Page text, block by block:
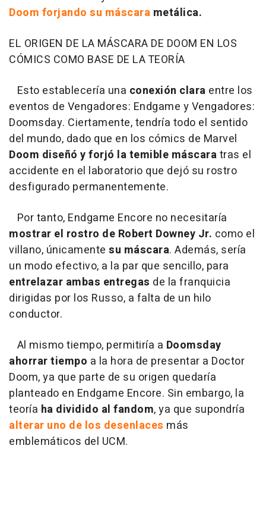
Doom forjando su máscara metálica.
EL ORIGEN DE LA MÁSCARA DE DOOM EN LOS
CÓMICS COMO BASE DE LA TEORÍA
Esto establecería una conexión clara entre los
eventos de Vengadores: Endgame y Vengadores:
Doomsday. Ciertamente, tendría todo el sentido
del mundo, dado que en los cómics de Marvel
Doom diseñó y forjó la temible máscaratras el
accidente en el laboratorio que dejó su rostro
desfigurado permanentemente.
Por tanto, Endgame Encore no necesitaría
mostrar el rostro de Robert Downey Jr. como el
villano, únicamente su máscara. Además, sería
un modo efectivo, a la par que sencillo, para
entrelazar ambas entregas de la franquicia
dirigidas por los Russo, a falta de un hilo
conductor.
Al mismo tiempo, permitiría a Doomsday
ahorrar tiempo a la hora de presentar a Doctor
Doom, ya que parte de su origen quedaría
planteado en Endgame Encore. Sin embargo, la
teoría ha dividido al fandom, ya que supondría
alterar uno de los desenlaces más
emblemáticos del UCM.